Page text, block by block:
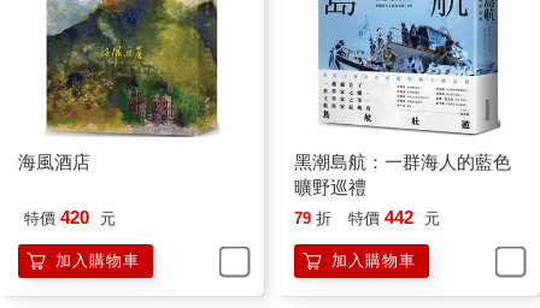
子筆記裡。
這一定也是預言。狄子媽媽想。狄子剪下奧杜邦耳邊的毛髮留
下，其他的部分則交給火燄，他們把奧杜邦的骨灰撒在常去的那
條山徑，那樣牠就可以和他們永久共享鳥聲。
狄子上大學後受到一位專研鳥類行為學的徐教授賞識，他發現這
個寡言、面目清秀、頭髮微捲的青年有非凡天賦……當時徐教授
正好進行了一個關於特定鳥種在島嶼東部的鳴叫是否具有區域特
性的研究，於是便在狄子大三的時候鼓勵他直升研究所，成了計
畫的助理。很快地狄子就沉浸在鳥鳴研究裡。
……
探究鳥的鳴聲或許和探究外星人的語言難度不相上下，在全世界
數千鳥種裡，大部分的鳴叫聲都是鳥兒從蛋殼裡帶來的。但像鳴
海風酒店
特價 420 元
加入購物車
黑潮島航：一群海人的藍色
曠野巡禮
79 折 特價 442 元
加入購物車